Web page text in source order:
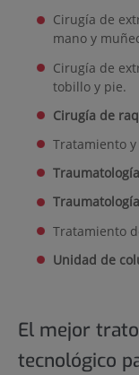
Cirugía de
mano y
Cirugía de
tobillo y pie.
Cirugía de
Tratamiento
Tratamiento
Unidad de
El mejor
tecnológico